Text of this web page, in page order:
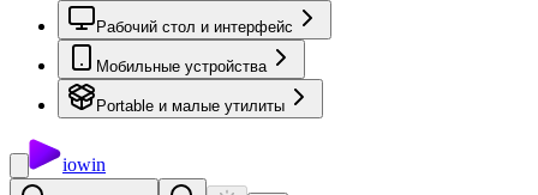
Рабочий стол и интерфейс
Мобильные устройства
Portable и малые утилиты
iowin